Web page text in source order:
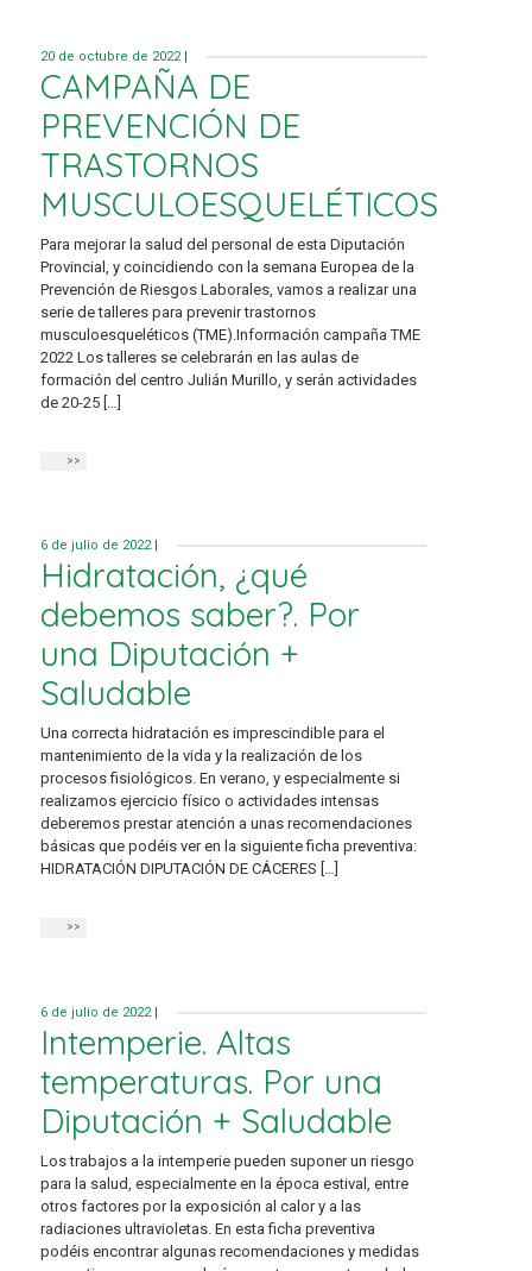
20 de octubre de 2022 |
CAMPAÑA DE
PREVENCIÓN DE
TRASTORNOS
MUSCULOESQUELÉTICOS
Para mejorar la salud del personal de esta Diputación
Provincial, y coincidiendo con la semana Europea de la
Prevención de Riesgos Laborales, vamos a realizar una
serie de talleres para prevenir trastornos
musculoesqueléticos (TME).Información campaña TME
2022 Los talleres se celebrarán en las aulas de
formación del centro Julián Murillo, y serán actividades
de 20-25 […]
>>
6 de julio de 2022
Hidratación, ¿qué
debemos saber?. Por
una Diputación +
Saludable
Una correcta hidratación es imprescindible para el
mantenimiento de la vida y la realización de los
procesos fisiológicos. En verano, y especialmente si
realizamos ejercicio físico o actividades intensas
deberemos prestar atención a unas recomendaciones
básicas que podéis ver en la siguiente ficha preventiva:
HIDRATACIÓN DIPUTACIÓN DE CÁCERES […]
>>
6 de julio de 2022
Intemperie. Altas
temperaturas. Por una
Diputación + Saludable
Los trabajos a la intemperie pueden suponer un riesgo
para la salud, especialmente en la época estival, entre
otros factores por la exposición al calor y a las
radiaciones ultravioletas. En esta ficha preventiva
podéis encontrar algunas recomendaciones y medidas